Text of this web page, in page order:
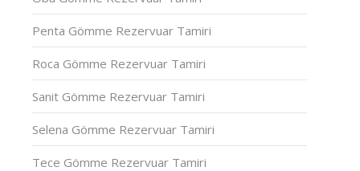
Penta Gömme Rezervuar Tamiri
Roca Gömme Rezervuar Tamiri
Sanit Gömme Rezervuar Tamiri
Selena Gömme Rezervuar Tamiri
Tece Gömme Rezervuar Tamiri